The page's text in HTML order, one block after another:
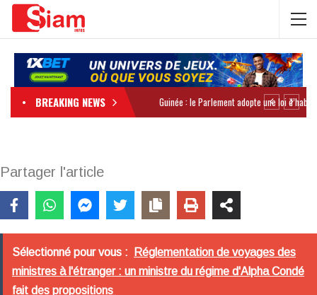
BREAKING NEWS
Partager l'article
Sélectionné pour vous :
Réglementation de voyages des
ministres à l'étranger : un ministre du régime d'Alpha Condé
fait des propositions